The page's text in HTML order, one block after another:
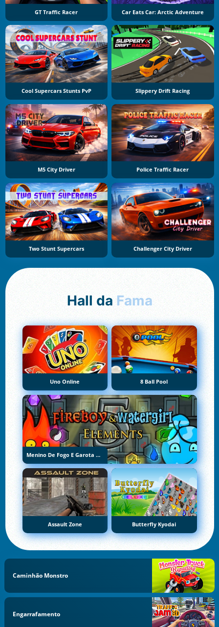
GT Traffic Racer Car Eats Car: Arctic Adventure
Cool Supercars Stunts PvP Slippery Drift Racing
M5 City Driver Police Traffic Racer
Two Stunt Supercars Challenger City Driver
Hall da Fama
Uno Online 8 Ball Pool
Menino De Fogo E Garota De Água 5: Elementos
Assault Zone Butterfly Kyodai
Caminhão Monstro
Engarrafamento